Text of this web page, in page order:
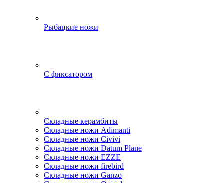
Рыбацкие ножи
С фиксатором
Складные керамбиты
Складные ножи Adimanti
Складные ножи Civivi
Складные ножи Datum Plane
Складные ножи EZZE
Складные ножи firebird
Складные ножи Ganzo